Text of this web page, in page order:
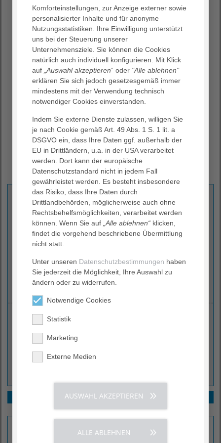
Unterstützung beim Umgang mit Ihren Kindern, Ihren
Angehörigen und Ihrem Umfeld
Entspannungsverfahren
Begleitung bei Arztgesprächen oder medizinischen
Maßnahmen
Informationen über weitere Anlaufstellen
Begleitung in der letzten Lebensphase
Alle Angebote sind für Sie kostenlos und können
als Einzel-, Paar- und Familiengespräche wahrgenommen
Sie können den Psychoonkologischen Dienst sowohl
während eines stationären Aufenthalts als auch während
einer ambulanten Behandlung in Anspruch nehmen.
Kontakt
AGAPLESION DIAKONIEKLINIKUM ROTENBURG
Psychoonkologischer Dienst
Elise-Averdieck-Straße 17
(04261) 77-33 45
psychoonkologie.dkr@agaplesion.de
Ihre Ansprechperson
Miriam Schumann
Kontakt
Kooperationen
Komforteinstellungen, zur Anzeige externer sowie
personalisierter Inhalte und für anonyme
Nutzungsstatistiken. Ihre Einwilligung unterstützt
uns bei der Steuerung unserer
Unternehmensziele. Sie können die Cookies
natürlich auch individuell konfigurieren. Mit Klick
auf „Auswahl akzeptieren“ oder "Alle ablehnen"
erklären Sie sich jedoch gesetzesgemäß immer
mindestens mit der Verwendung technisch
notwendiger Cookies einverstanden.
Indem Sie externe Dienste zulassen, willigen Sie
je nach Cookie gemäß Art. 49 Abs. 1 S. 1 lit. a
DSGVO ein, dass Ihre Daten ggf. außerhalb der
EU in Drittländern, u.a. in der USA verarbeitet
werden. Dort kann der europäische
Datenschutzstandard nicht in jedem Fall
gewährleistet werden. Es besteht insbesondere
das Risiko, dass Ihre Daten durch
Drittlandbehörden, möglicherweise auch ohne
Rechtsbehelfsmöglichkeiten, verarbeitet werden
können. Wenn Sie auf „Alle ablehnen“ klicken,
findet die vorgehend beschriebene Übermittlung
nicht statt.
Unter unseren Datenschutzbestimmungen haben
Sie jederzeit die Möglichkeit, Ihre Auswahl zu
ändern oder zu widerrufen.
Notwendige Cookies
Statistik
Marketing
Externe Medien
AUSWAHL AKZEPTIEREN
ALLE ABLEHNEN